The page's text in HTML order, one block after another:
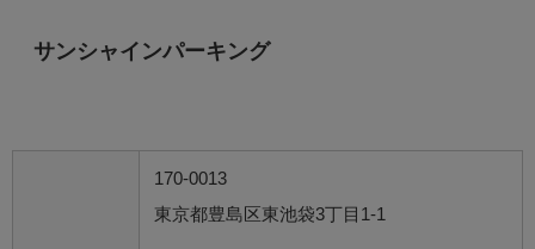
サンシャインパーキング
170-0013
東京都豊島区東池袋3丁目1-1